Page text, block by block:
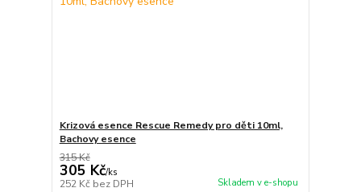
Krizová esence Rescue Remedy pro děti 10ml,
Bachovy esence
315 Kč
305 Kč/ks
252 Kč bez DPH Skladem v e-shopu